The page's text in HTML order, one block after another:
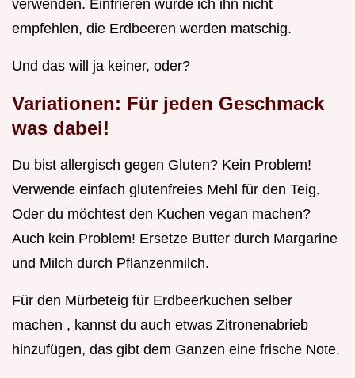
verwenden. Einfrieren würde ich ihn nicht
empfehlen, die Erdbeeren werden matschig.
Und das will ja keiner, oder?
Variationen: Für jeden Geschmack
was dabei!
Du bist allergisch gegen Gluten? Kein Problem!
Verwende einfach glutenfreies Mehl für den Teig.
Oder du möchtest den Kuchen vegan machen?
Auch kein Problem! Ersetze Butter durch Margarine
und Milch durch Pflanzenmilch.
Für den Mürbeteig für Erdbeerkuchen selber
machen , kannst du auch etwas Zitronenabrieb
hinzufügen, das gibt dem Ganzen eine frische Note.